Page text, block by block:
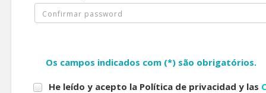
Os campos indicados com (*) são obrigatórios.
He leído y acepto la Política de privacidad y las